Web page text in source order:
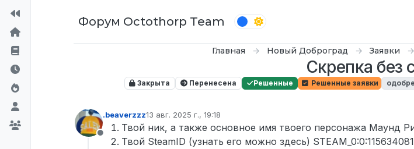
Форум Octothorp Team
Главная Новый Доброград Заявки
Скрепка без
Закрыта Перенесена Решенные Решенные заявки
Не в сети
.beaverzzz13 авг. 2025 г., 19:18
отредактировано
Твой ник, а также основное имя твоего персонажа Маунд
Твой SteamID (узнать его можно здесь) STEAM_0:0:115634081